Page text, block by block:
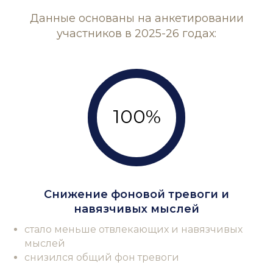
Данные основаны на анкетировании
участников в 2025-26 годах:
100%
Снижение фоновой тревоги и
навязчивых мыслей
стало меньше отвлекающих и навязчивых
мыслей
снизился общий фон тревоги